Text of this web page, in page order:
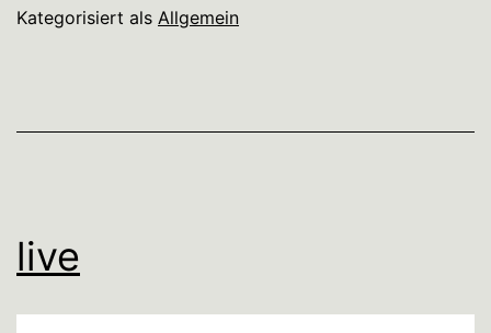
Kategorisiert als Allgemein
live